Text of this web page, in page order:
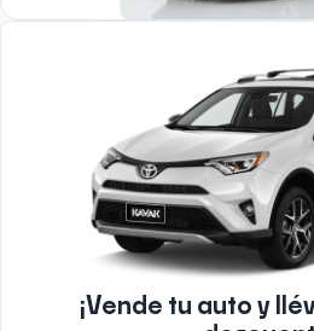
¡Vende tu auto y